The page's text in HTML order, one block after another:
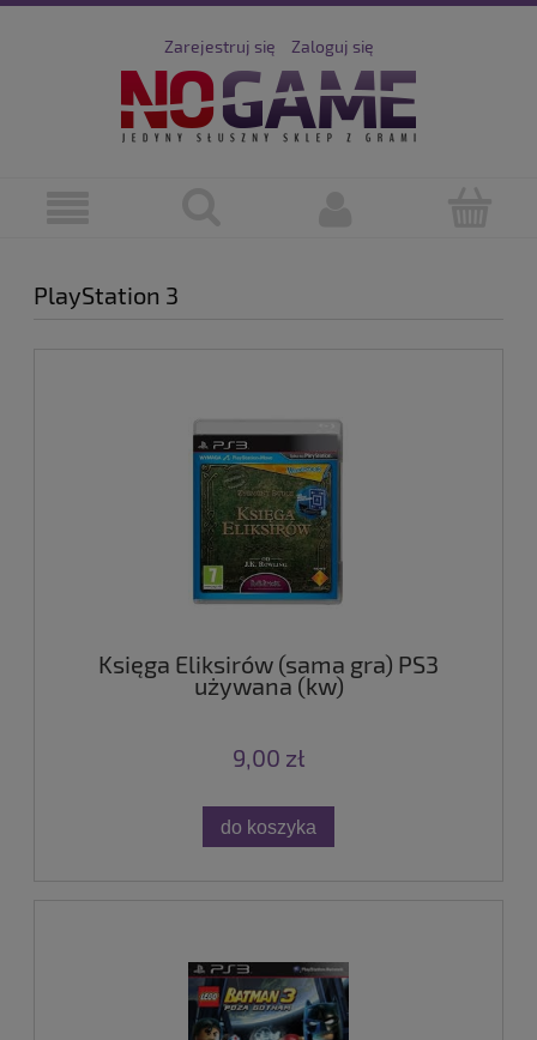
Zarejestruj się Zaloguj się
PlayStation 3
Księga Eliksirów (sama gra) PS3
używana (kw)
9,00 zł
do koszyka